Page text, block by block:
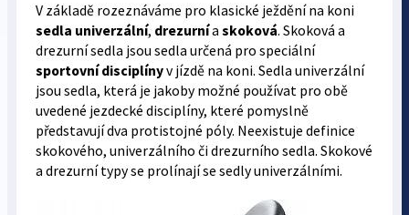
V základě rozeznáváme pro klasické ježdění na koni
sedla univerzální, drezurnía skoková. Skoková a
drezurní sedla jsou sedla určená pro speciální
sportovní disciplínyv jízdě na koni. Sedla univerzální
jsou sedla, která je jakoby možné používat pro obě
uvedené jezdecké disciplíny, které pomyslně
představují dva protistojné póly. Neexistuje definice
skokového, univerzálního či drezurního sedla. Skokové
a drezurní typy se prolínají se sedly univerzálními.